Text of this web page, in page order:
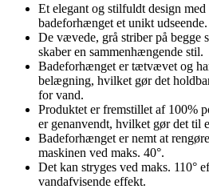
Et elegant og stilfuldt design
badeforhænget et unikt udseende.
De vævede, grå striber på begge
skaber en sammenhængende stil.
Badeforhænget er tætvævet og
belægning, hvilket gør det
for vand.
Produktet er fremstillet af 100%
er genanvendt, hvilket gør det til
Badeforhænget er nemt at
maskinen ved maks. 40°.
Det kan stryges ved maks. 110°
vandafvisende effekt.